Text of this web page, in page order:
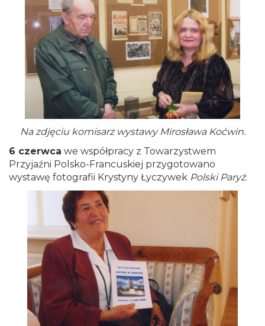
Na zdjęciu komisarz wystawy Mirosława Koćwin.
6 czerwca we współpracy z Towarzystwem
Przyjaźni Polsko-Francuskiej przygotowano
wystawę fotografii Krystyny Łyczywek Polski Paryż.